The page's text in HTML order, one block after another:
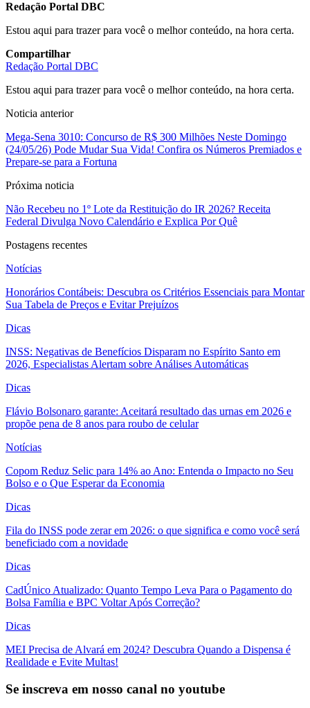
Redação Portal DBC
Estou aqui para trazer para você o melhor conteúdo, na hora certa.
Compartilhar
Redação Portal DBC
Estou aqui para trazer para você o melhor conteúdo, na hora certa.
Noticia anterior
Mega-Sena 3010: Concurso de R$ 300 Milhões Neste Domingo
(24/05/26) Pode Mudar Sua Vida! Confira os Números Premiados e
Prepare-se para a Fortuna
Próxima noticia
Não Recebeu no 1º Lote da Restituição do IR 2026? Receita
Federal Divulga Novo Calendário e Explica Por Quê
Postagens recentes
Notícias
Honorários Contábeis: Descubra os Critérios Essenciais para Montar
Sua Tabela de Preços e Evitar Prejuízos
Dicas
INSS: Negativas de Benefícios Disparam no Espírito Santo em
2026, Especialistas Alertam sobre Análises Automáticas
Dicas
Flávio Bolsonaro garante: Aceitará resultado das urnas em 2026 e
propõe pena de 8 anos para roubo de celular
Notícias
Copom Reduz Selic para 14% ao Ano: Entenda o Impacto no Seu
Bolso e o Que Esperar da Economia
Dicas
Fila do INSS pode zerar em 2026: o que significa e como você será
beneficiado com a novidade
Dicas
CadÚnico Atualizado: Quanto Tempo Leva Para o Pagamento do
Bolsa Família e BPC Voltar Após Correção?
Dicas
MEI Precisa de Alvará em 2024? Descubra Quando a Dispensa é
Realidade e Evite Multas!
Se inscreva em nosso canal no youtube